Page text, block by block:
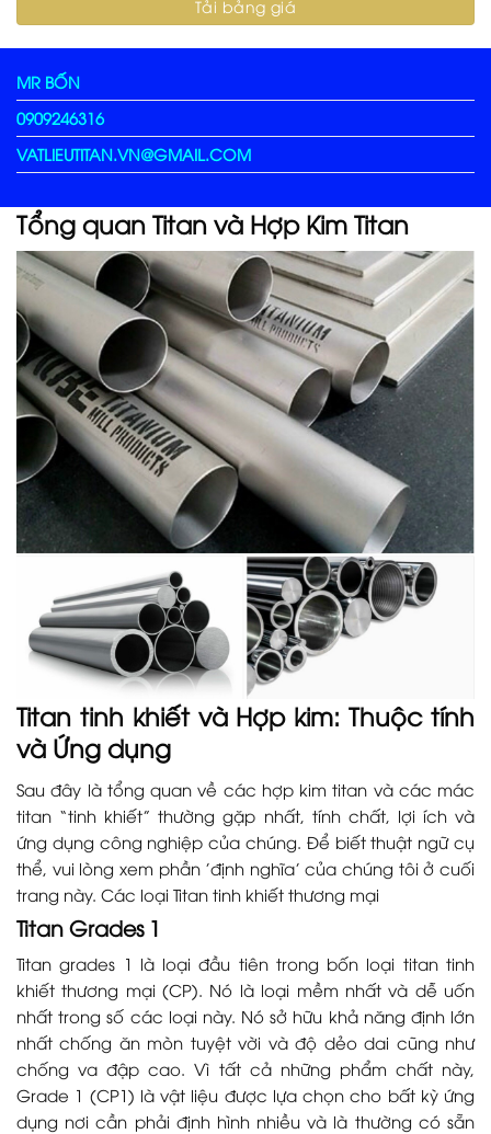
MR BỐN
0909246316
VATLIEUTITAN.VN@GMAIL.COM
Tổng quan Titan và Hợp Kim Titan
Titan tinh khiết và Hợp kim: Thuộc tính
và Ứng dụng
Sau đây là tổng quan về các hợp kim titan và các mác
titan “tinh khiết” thường gặp nhất, tính chất, lợi ích và
ứng dụng công nghiệp của chúng. Để biết thuật ngữ cụ
thể, vui lòng xem phần 'định nghĩa' của chúng tôi ở cuối
trang này. Các loại Titan tinh khiết thương mại
Titan Grades 1
Titan grades 1 là loại đầu tiên trong bốn loại titan tinh
khiết thương mại (CP). Nó là loại mềm nhất và dễ uốn
nhất trong số các loại này. Nó sở hữu khả năng định lớn
nhất chống ăn mòn tuyệt vời và độ dẻo dai cũng như
chống va đập cao. Vì tất cả những phẩm chất này,
Grade 1 (CP1) là vật liệu được lựa chọn cho bất kỳ ứng
dụng nơi cần phải định hình nhiều và là thường có sẵn